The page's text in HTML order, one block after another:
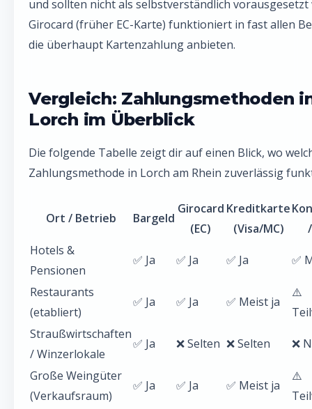
und sollten nicht als selbstverständlich vorausgesetzt
Girocard (früher EC-Karte) funktioniert in fast allen
die überhaupt Kartenzahlung anbieten.
Vergleich: Zahlungsmethoden
Lorch im Überblick
Die folgende Tabelle zeigt dir auf einen Blick, wo
Zahlungsmethode in Lorch am Rhein zuverlässig
Ort / Betrieb Bargeld
Girocard
(EC)
Kreditkarte
(Visa/MC)
Hotels &
Pensionen
✅ Ja ✅ Ja ✅ Ja ✅
Restaurants
(etabliert)
✅ Ja ✅ Ja ✅ Meist ja
⚠️
Straußwirtschaften
/ Winzerlokale
✅ Ja ❌ Selten ❌ Selten ❌
Große Weingüter
(Verkaufsraum)
✅ Ja ✅ Ja ✅ Meist ja
⚠️